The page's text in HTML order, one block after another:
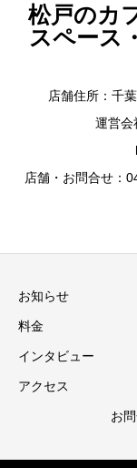
松戸のカ
スペース
店舗住所：千
運営会
店舗・お問合せ：
お知らせ
料金
インタビュー
アクセス
お